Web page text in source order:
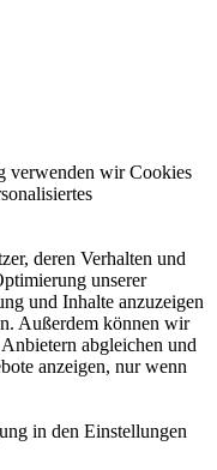
verwenden wir Cookies
deren Verhalten und
unserer
und Inhalte anzuzeigen
Außerdem können wir
abgleichen und
anzeigen, nur wenn
in den Einstellungen